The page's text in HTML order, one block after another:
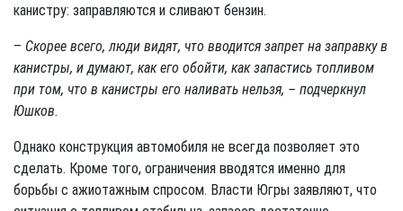
канистру: заправляются и сливают бензин.
– Скорее всего, люди видят, что вводится запрет на заправку в
канистры, и думают, как его обойти, как запастись топливом
при том, что в канистры его наливать нельзя, – подчеркнул
Юшков.
Однако конструкция автомобиля не всегда позволяет это
сделать. Кроме того, ограничения вводятся именно для
борьбы с ажиотажным спросом. Власти Югры заявляют, что